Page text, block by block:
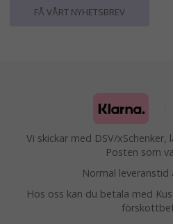
FÅ VÅRT NYHETSBREV
Vi skickar med DSV/
Posten som
Normal leveranstid
Hos oss kan du betala med